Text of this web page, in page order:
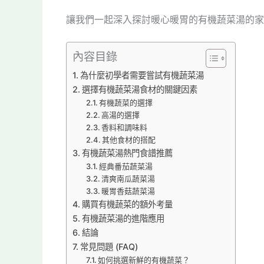
讓我們一起深入探討暖心暖胃的有機蔬菜湯的
內容目錄
為什麼初學者需要嘗試有機蔬菜湯
選擇有機蔬菜湯食材的關鍵因素
有機蔬菜的選擇
高湯的選擇
香料和調味料
其他食材的搭配
有機蔬菜湯熱門食譜推薦
經典番茄蔬菜湯
清爽南瓜蔬菜湯
暖胃香菇蔬菜湯
購買有機蔬菜的額外考量
有機蔬菜湯的進階應用
結論
常見問題 (FAQ)
如何挑選新鮮的有機蔬菜？